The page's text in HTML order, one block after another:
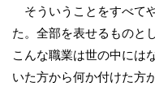
そういうことをすべて
た。全部を表せるものと
こんな職業は世の中には
いた方から何か付けた方